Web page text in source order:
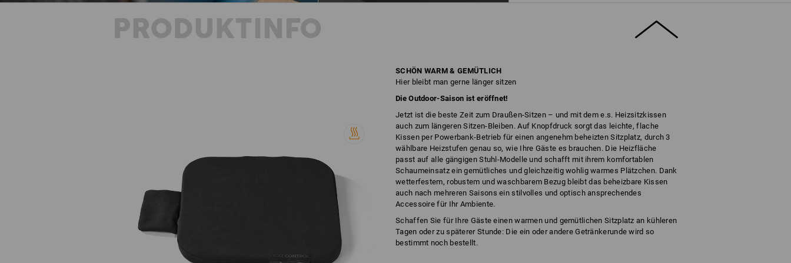
PRODUKTINFO
SCHÖN WARM & GEMÜTLICH
Hier bleibt man gerne länger sitzen
Die Outdoor-Saison ist eröffnet!
Jetzt ist die beste Zeit zum Draußen-Sitzen – und mit dem e.s. Heizsitzkissen
auch zum längeren Sitzen-Bleiben. Auf Knopfdruck sorgt das leichte, flache
Kissen per Powerbank-Betrieb für einen angenehm beheizten Sitzplatz, durch 3
wählbare Heizstufen genau so, wie Ihre Gäste es brauchen. Die Heizfläche
passt auf alle gängigen Stuhl-Modelle und schafft mit ihrem komfortablen
Schaumeinsatz ein gemütliches und gleichzeitig wohlig warmes Plätzchen. Dank
wetterfestem, robustem und waschbarem Bezug bleibt das beheizbare Kissen
auch nach mehreren Saisons ein stilvolles und optisch ansprechendes
Accessoire für Ihr Ambiente.
Schaffen Sie für Ihre Gäste einen warmen und gemütlichen Sitzplatz an kühleren
Tagen oder zu späterer Stunde: Die ein oder andere Getränkerunde wird so
bestimmt noch bestellt.